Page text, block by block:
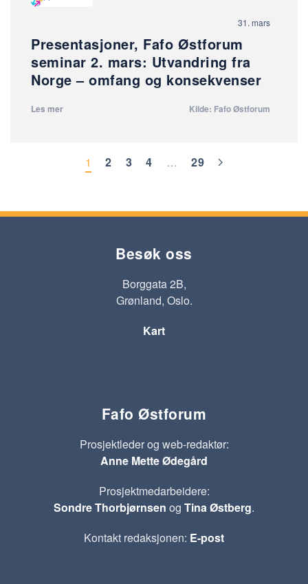
31. mars
Presentasjoner, Fafo Østforum
seminar 2. mars: Utvandring fra
Norge – omfang og konsekvenser
Les mer Kilde: Fafo Østforum
1 2 3 4 … 29
Besøk oss
Borggata 2B,
Grønland, Oslo.
Kart
Fafo Østforum
Prosjektleder og web-redaktør:
Anne Mette Ødegård
Prosjektmedarbeidere:
Sondre Thorbjørnsen og Tina Østberg.
Kontakt redaksjonen: E-post